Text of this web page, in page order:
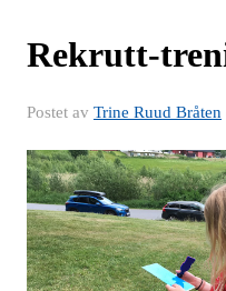
Rekrutt-
Postet av Trine Ruud Bråten